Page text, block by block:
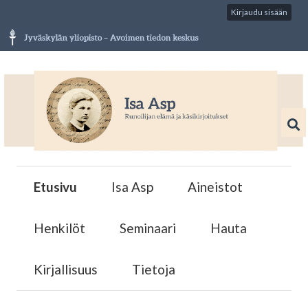
Kirjaudu sisään
Etusivu Isa Asp Aineistot
Henkilöt Seminaari Hauta
Kirjallisuus Tietoja